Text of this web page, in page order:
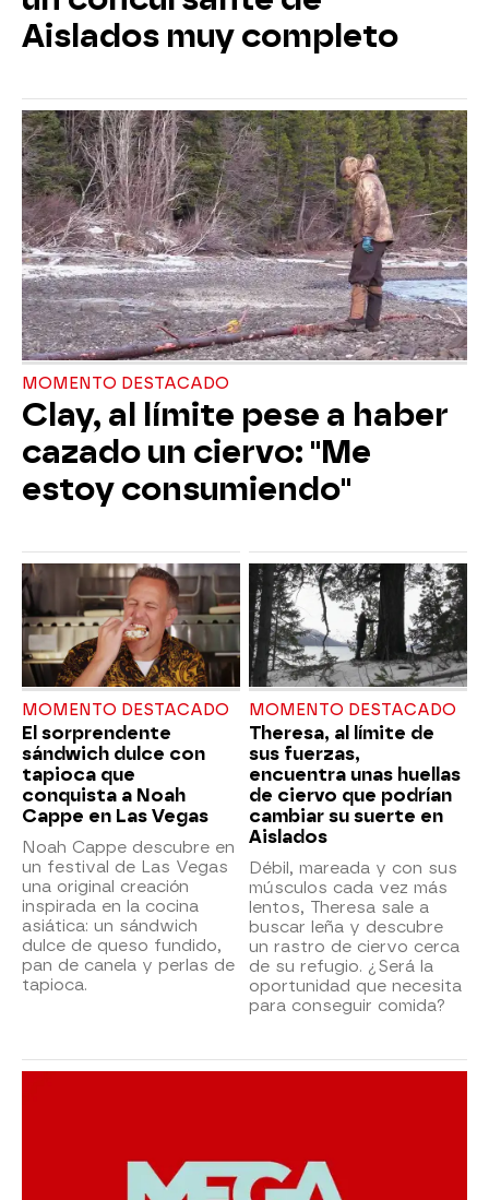
Aislados muy completo
MOMENTO DESTACADO
Clay, al límite pese a haber
cazado un ciervo: "Me
estoy consumiendo"
MOMENTO DESTACADO
El sorprendente
sándwich dulce con
tapioca que
conquista a Noah
Cappe en Las Vegas
Noah Cappe descubre en
un festival de Las Vegas
una original creación
inspirada en la cocina
asiática: un sándwich
dulce de queso fundido,
pan de canela y perlas de
tapioca.
MOMENTO DESTACADO
Theresa, al límite de
sus fuerzas,
encuentra unas huellas
de ciervo que podrían
cambiar su suerte en
Aislados
Débil, mareada y con sus
músculos cada vez más
lentos, Theresa sale a
buscar leña y descubre
un rastro de ciervo cerca
de su refugio. ¿Será la
oportunidad que necesita
para conseguir comida?